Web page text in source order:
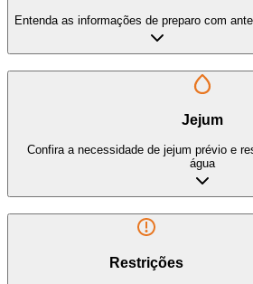
Entenda as informações de preparo com
Jejum
Confira a necessidade de jejum prévio e
água
Restrições